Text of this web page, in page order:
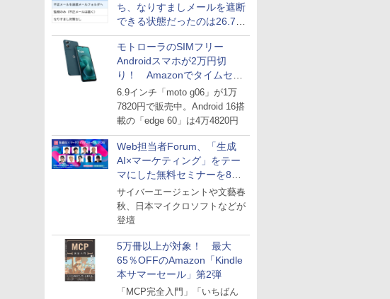
ち、なりすましメールを遮断
できる状態だったのは26.7％
にとどまる～GMOブランド
セキュリティ調査
モトローラのSIMフリー
Androidスマホが2万円切
り！ Amazonでタイムセー
ル
6.9インチ「moto g06」が1万
7820円で販売中。Android 16搭
載の「edge 60」は4万4820円
Web担当者Forum、「生成
AI×マーケティング」をテー
マにした無料セミナーを8月
27日にオンライン開催
サイバーエージェントや文藝春
秋、日本マイクロソフトなどが
登壇
5万冊以上が対象！ 最大
65％OFFのAmazon「Kindle
本サマーセール」第2弾
「MCP完全入門」「いちばん